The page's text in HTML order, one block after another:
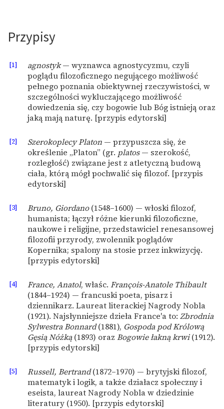
Przypisy
[1] agnostyk— wyznawca agnostycyzmu, czyli
poglądu filozoficznego negującego możliwość
pełnego poznania obiektywnej rzeczywistości, w
szczególności wykluczającego możliwość
dowiedzenia się, czy bogowie lub Bóg istnieją oraz
jaką mają naturę. [przypis edytorski]
[2] Szerokoplecy Platon — przypuszcza się, że
określenie „Platon” (gr. platos— szerokość,
rozległość) związane jest z atletyczną budową
ciała, którą mógł pochwalić się filozof. [przypis
edytorski]
[3] Bruno, Giordano(1548–1600) — włoski filozof,
humanista; łączył różne kierunki filozoficzne,
naukowe i religijne, przedstawiciel renesansowej
filozofii przyrody, zwolennik poglądów
Kopernika; spalony na stosie przez inkwizycję.
[przypis edytorski]
[4] France, Anatol, właśc.François-Anatole Thibault
(1844–1924) — francuski poeta, pisarz i
dziennikarz. Laureat literackiej Nagrody Nobla
(1921). Najsłynniejsze dzieła France'a to:Zbrodnia
Sylwestra Bonnard(1881), Gospoda pod Królową
Gęsią Nóżką(1893) orazBogowie łakną krwi(1912).
[przypis edytorski]
[5] Russell, Bertrand(1872–1970) — brytyjski filozof,
matematyk i logik, a także działacz społeczny i
eseista, laureat Nagrody Nobla w dziedzinie
literatury (1950). [przypis edytorski]